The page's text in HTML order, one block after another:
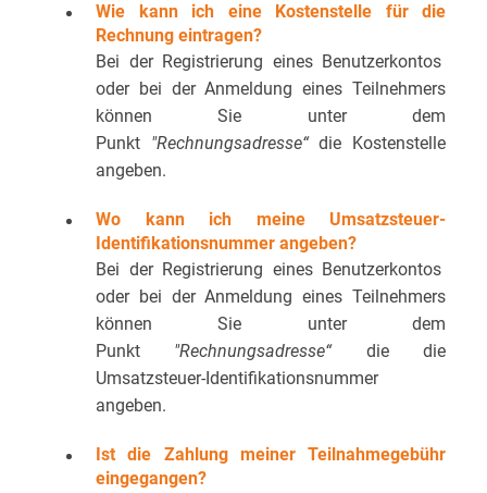
Wie kann ich eine Kostenstelle für die
Rechnung eintragen?
Bei der Registrierung eines Benutzerkontos
oder bei der Anmeldung eines Teilnehmers
können Sie unter dem
Punkt "Rechnungsadresse“die Kostenstelle
angeben.
Wo kann ich meine Umsatzsteuer-
Identifikationsnummer angeben?
Bei der Registrierung eines Benutzerkontos
oder bei der Anmeldung eines Teilnehmers
können Sie unter dem
Punkt "Rechnungsadresse“die die
Umsatzsteuer-Identifikationsnummer
angeben.
Ist die Zahlung meiner Teilnahmegebühr
eingegangen?